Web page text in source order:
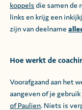
koppels die samen de
links en krijg een
zijn van deelname
Hoe werkt de
Voorafgaand aan het
aangeven of je
of Paulien. Niets is